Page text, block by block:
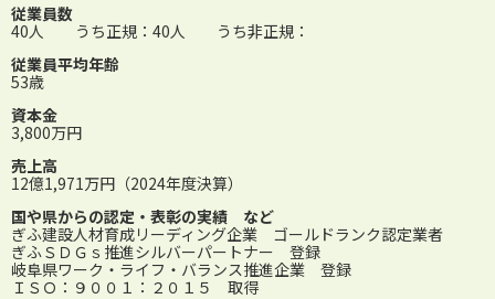
従業員数
40人 うち正規：40人 うち非正規：
従業員平均年齢
53歳
資本金
3,800万円
売上高
12億1,971万円（2024年度決算）
国や県からの認定・表彰の実績 など
ぎふ建設人材育成リーディング企業 ゴールドランク認定業者
ぎふＳＤＧｓ推進シルバーパートナー 登録
岐阜県ワーク・ライフ・バランス推進企業 登録
ＩＳＯ：９００１：２０１５ 取得